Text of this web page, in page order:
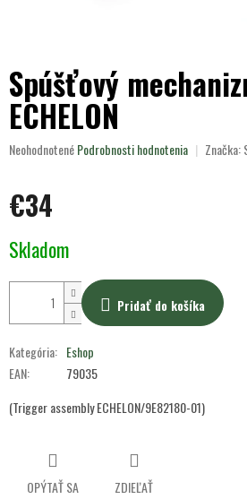
Spúšťový
ECHELON
Priemerné
je
0,0
5
NeohodnotenéPodrobnosti hodnotenia Značka:
€34
cena:
Skladom
Pridať do košíka
Kategória: Eshop
EAN:
79035
(Trigger assembly ECHELON/9E82180-01)
OPÝTAŤ SA ZDIEĽAŤ